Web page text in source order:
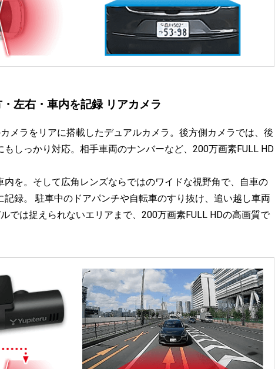
左右・車内を記録 リアカメラ
メラをリアに搭載したデュアルカメラ。後方側カメラでは、後
しっかり対応。相手車両のナンバーなど、200万画素FULL HD
を。そして広角レンズならではのワイドな視野角で、自車の
録。 駐車中のドアパンチや自転車のすり抜け、追い越し車両
では捉えられないエリアまで、200万画素FULL HDの高画質で